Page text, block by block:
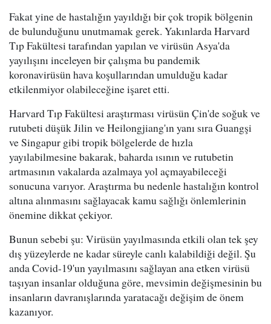
Fakat yine de hastalığın yayıldığı bir çok tropik bölgenin
de bulunduğunu unutmamak gerek. Yakınlarda Harvard
Tıp Fakültesi tarafından yapılan ve virüsün Asya'da
yayılışını inceleyen bir çalışma bu pandemik
koronavirüsün hava koşullarından umulduğu kadar
etkilenmiyor olabileceğine işaret etti.
Harvard Tıp Fakültesi araştırması virüsün Çin'de soğuk ve
rutubeti düşük Jilin ve Heilongjiang'ın yanı sıra Guangşi
ve Singapur gibi tropik bölgelerde de hızla
yayılabilmesine bakarak, baharda ısının ve rutubetin
artmasının vakalarda azalmaya yol açmayabileceği
sonucuna varıyor. Araştırma bu nedenle hastalığın kontrol
altına alınmasını sağlayacak kamu sağlığı önlemlerinin
önemine dikkat çekiyor.
Bunun sebebi şu: Virüsün yayılmasında etkili olan tek şey
dış yüzeylerde ne kadar süreyle canlı kalabildiği değil. Şu
anda Covid-19'un yayılmasını sağlayan ana etken virüsü
taşıyan insanlar olduğuna göre, mevsimin değişmesinin bu
insanların davranışlarında yaratacağı değişim de önem
kazanıyor.